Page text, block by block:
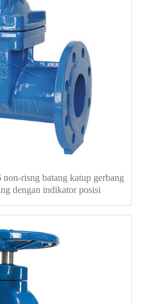
risng batang katup gerbang
dengan indikator posisi